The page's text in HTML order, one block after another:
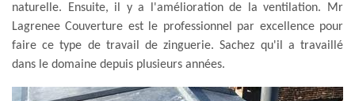
naturelle. Ensuite, il y a l'amélioration de la ventilation. Mr
Lagrenee Couverture est le professionnel par excellence pour
faire ce type de travail de zinguerie. Sachez qu'il a travaillé
dans le domaine depuis plusieurs années.